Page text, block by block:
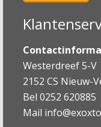
Westerdreef 5-V
2152 CS Nieuw-
Bel 0252 620885
Mail